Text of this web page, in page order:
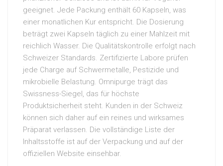
geeignet. Jede Packung enthält 60 Kapseln, was
einer monatlichen Kur entspricht. Die Dosierung
beträgt zwei Kapseln täglich zu einer Mahlzeit mit
reichlich Wasser. Die Qualitätskontrolle erfolgt nach
Schweizer Standards. Zertifizierte Labore prüfen
jede Charge auf Schwermetalle, Pestizide und
mikrobielle Belastung. Omnipurge trägt das
Swissness-Siegel, das für höchste
Produktsicherheit steht. Kunden in der Schweiz
können sich daher auf ein reines und wirksames
Präparat verlassen. Die vollständige Liste der
Inhaltsstoffe ist auf der Verpackung und auf der
offiziellen Website einsehbar.